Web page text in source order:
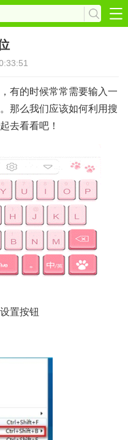
有的时候常常需要输入一
那么我们应该如何利用搜
去看看吧！
置按钮